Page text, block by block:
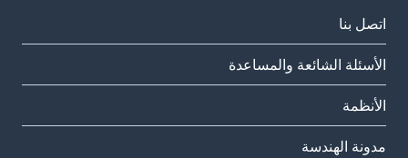
اتصل بنا
الأسئلة الشائعة والمساعدة
الأنظمة
مدونة الهندسة